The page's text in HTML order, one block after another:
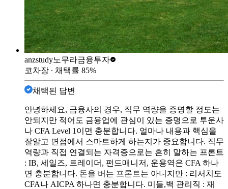
anzstudy노무라금융투자
코차장 ∙ 채택률 85%
채택된 답변
안녕하세요, 금융사의 경우, 직무 역량을 증명할 정도는
안되지만 적어도 금융업에 관심이 있는 증명으로 투운사
나 CFA Level 1이면 충분합니다. 얼마나 내용과 핵심을
잘알고 면접에서 스마트하게 하는지가 중요합니다. 직무
역량과 직접 연결되는 자격증으로는 흔히 말하는 프론트
: IB, 세일즈, 트레이더, 펀드매니저, 운용역은 CFA 하나
면 충분합니다. 돈을 버는 프론트는 아니지만 : 리서치도
CFA나 AICPA 하나면 충분합니다. 미들,백 관리직 : 재